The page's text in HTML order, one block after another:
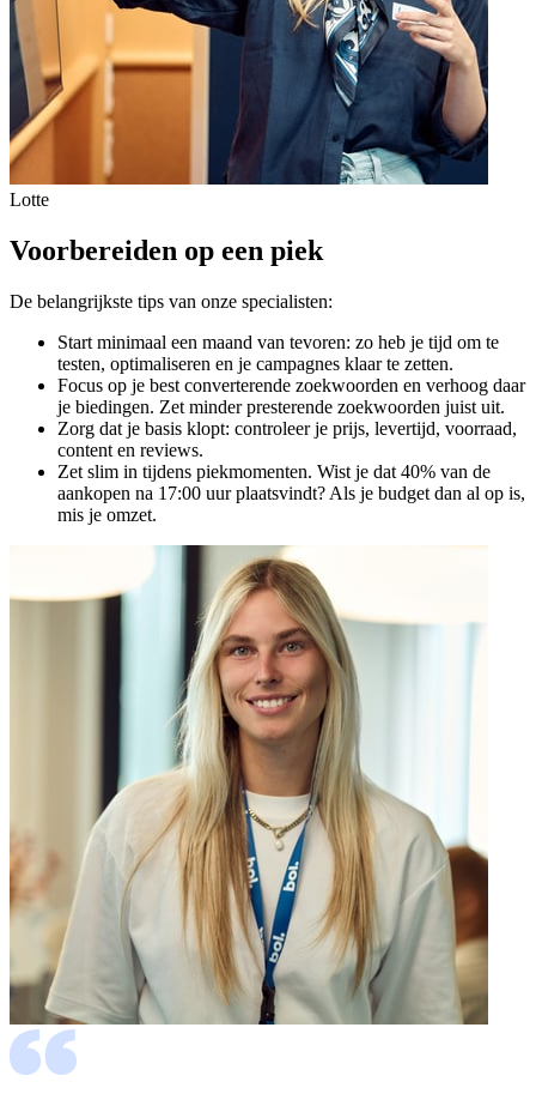
Lotte
Voorbereiden op een piek
De belangrijkste tips van onze specialisten:
Start minimaal een maand van tevoren: zo heb je tijd om te
testen, optimaliseren en je campagnes klaar te zetten.
Focus op je best converterende zoekwoorden en verhoog daar
je biedingen. Zet minder presterende zoekwoorden juist uit.
Zorg dat je basis klopt: controleer je prijs, levertijd, voorraad,
content en reviews.
Zet slim in tijdens piekmomenten. Wist je dat 40% van de
aankopen na 17:00 uur plaatsvindt? Als je budget dan al op is,
mis je omzet.